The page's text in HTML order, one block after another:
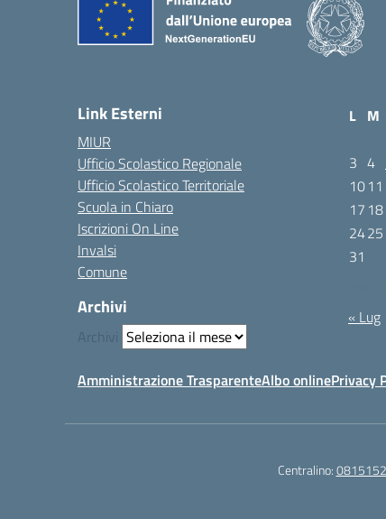
Link Esterni
MIUR
Ufficio Scolastico Regionale
Ufficio Scolastico Territoriale
Scuola in Chiaro
Iscrizioni On Line
Invalsi
Comune
Archivi
Archivi
L M
3 4
1011
17 18
2425
31
« Lug
Amministrazione TrasparenteAlbo onlinePrivacy
Centralino: